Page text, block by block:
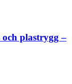
och plastrygg –